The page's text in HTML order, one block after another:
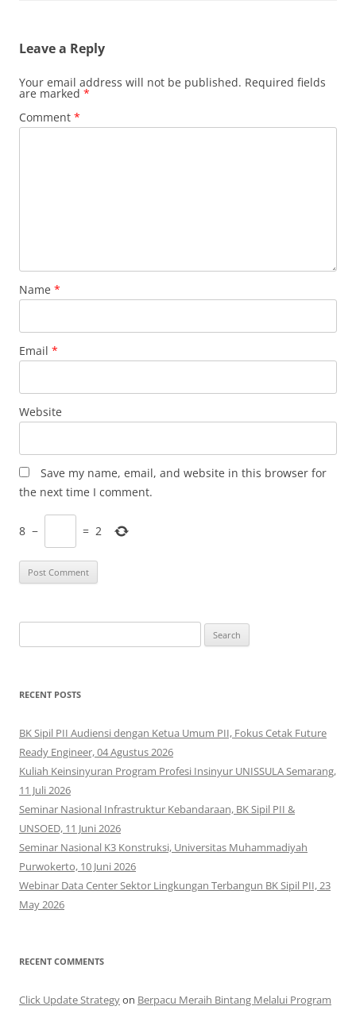
Leave a Reply
Your email address will not be published. Required fields
are marked *
Comment *
Name *
Email *
Website
Save my name, email, and website in this browser for
the next time I comment.
8 − = 2
for:
RECENT POSTS
BK Sipil PII Audiensi dengan Ketua Umum PII, Fokus Cetak Future
Ready Engineer, 04 Agustus 2026
Kuliah Keinsinyuran Program Profesi Insinyur UNISSULA Semarang,
11 Juli 2026
Seminar Nasional Infrastruktur Kebandaraan, BK Sipil PII &
UNSOED, 11 Juni 2026
Seminar Nasional K3 Konstruksi, Universitas Muhammadiyah
Purwokerto, 10 Juni 2026
Webinar Data Center Sektor Lingkungan Terbangun BK Sipil PII, 23
May 2026
RECENT COMMENTS
Click Update Strategyon Berpacu Meraih Bintang Melalui Program